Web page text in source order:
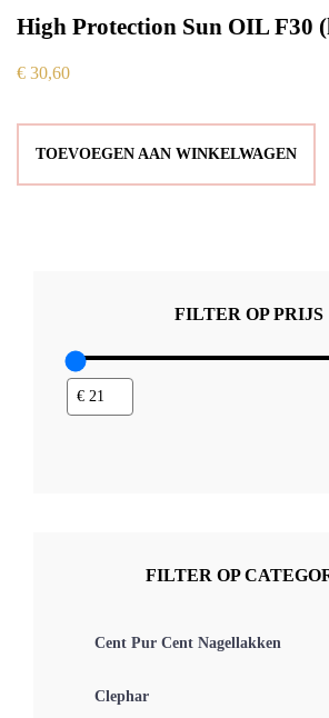
High Protection Sun OIL F30
€ 30,60
TOEVOEGEN AAN WINKELWAGEN
FILTER OP PRIJS
FILTER OP
Cent Pur Cent Nagellakken
Clephar